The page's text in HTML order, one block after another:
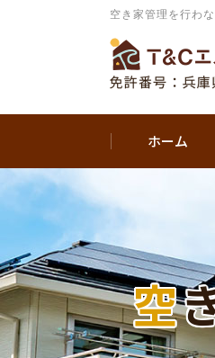
空き家管理を行わ
ホーム